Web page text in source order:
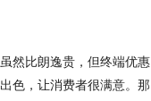
然比朗逸贵，但终端优惠
色，让消费者很满意。那